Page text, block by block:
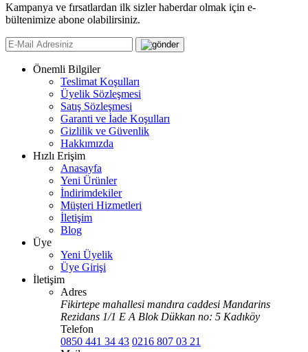
Kampanya ve fırsatlardan ilk sizler haberdar olmak için e-
bültenimize abone olabilirsiniz.
Önemli Bilgiler
Teslimat Koşulları
Üyelik Sözleşmesi
Satış Sözleşmesi
Garanti ve İade Koşulları
Gizlilik ve Güvenlik
Hakkımızda
Hızlı Erişim
Anasayfa
Yeni Ürünler
İndirimdekiler
Müşteri Hizmetleri
İletişim
Blog
Üye
Yeni Üyelik
Üye Girişi
İletişim
Adres
Fikirtepe mahallesi mandıra caddesi Mandarins
Rezidans 1/1 E A Blok Dükkan no: 5 Kadıköy
Telefon
0850 441 34 43 0216 807 03 21